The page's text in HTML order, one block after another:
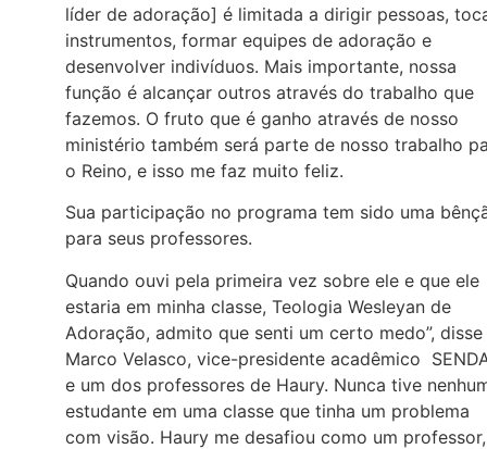
líder de adoração] é limitada a dirigir pessoas,
instrumentos, formar equipes de adoração e
desenvolver indivíduos. Mais importante, nossa
função é alcançar outros através do trabalho que
fazemos. O fruto que é ganho através de nosso
ministério também será parte de nosso trabalho
o Reino, e isso me faz muito feliz.
Sua participação no programa tem sido uma
para seus professores.
Quando ouvi pela primeira vez sobre ele e que ele
estaria em minha classe, Teologia Wesleyan de
Adoração, admito que senti um certo medo”, disse
Marco Velasco, vice-presidente acadêmico
e um dos professores de Haury. Nunca tive
estudante em uma classe que tinha um problema
com visão. Haury me desafiou como um professor,